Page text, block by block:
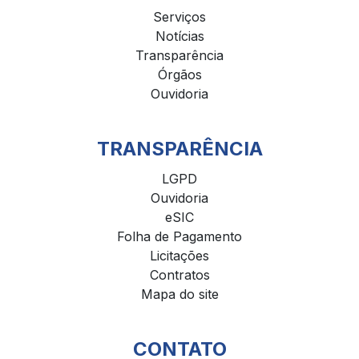
Serviços
Notícias
Transparência
Órgãos
Ouvidoria
TRANSPARÊNCIA
LGPD
Ouvidoria
eSIC
Folha de Pagamento
Licitações
Contratos
Mapa do site
CONTATO